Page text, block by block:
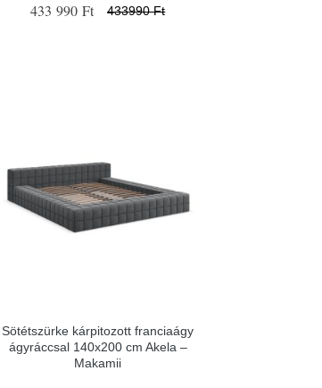
433 990 Ft 433990 Ft
Sötétszürke kárpitozott franciaágy
ágyráccsal 140x200 cm Akela –
Makamii